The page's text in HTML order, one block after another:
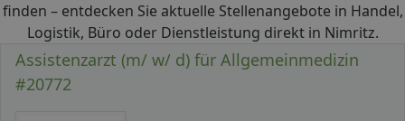
finden – entdecken Sie aktuelle Stellenangebote in Handel,
Logistik, Büro oder Dienstleistung direkt in Nimritz.
Assistenzarzt (m/ w/ d) für Allgemeinmedizin
#20772